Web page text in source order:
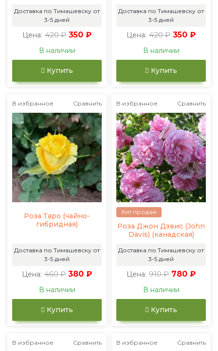
Доставка по Тимашевску от
3-5 дней
Цена: 420 ₽ 350 ₽
В наличии
Купить
Доставка по Тимашевску от
3-5 дней
Цена: 420 ₽ 350 ₽
В наличии
Купить
В избранное Сравнить
Роза Таро (чайно-
гибридная)
Доставка по Тимашевску от
3-5 дней
Цена: 460 ₽ 380 ₽
В наличии
Купить
В избранное Сравнить
Хит продаж
Роза Джон Дэвис (John
Davis) (канадская)
Доставка по Тимашевску от
3-5 дней
Цена: 910 ₽ 780 ₽
В наличии
Купить
В избранное Сравнить В избранное Сравнить